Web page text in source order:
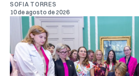
SOFIA TORRES
10 de agosto de 2026